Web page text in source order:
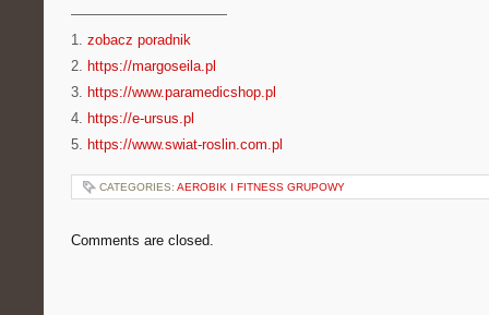
———————————
1. zobacz poradnik
2. https://margoseila.pl
3. https://www.paramedicshop.pl
4. https://e-ursus.pl
5. https://www.swiat-roslin.com.pl
CATEGORIES: AEROBIK I FITNESS GRUPOWY
Comments are closed.